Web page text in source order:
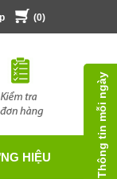
(0)
HIỆU Thông tin mỗi ngày